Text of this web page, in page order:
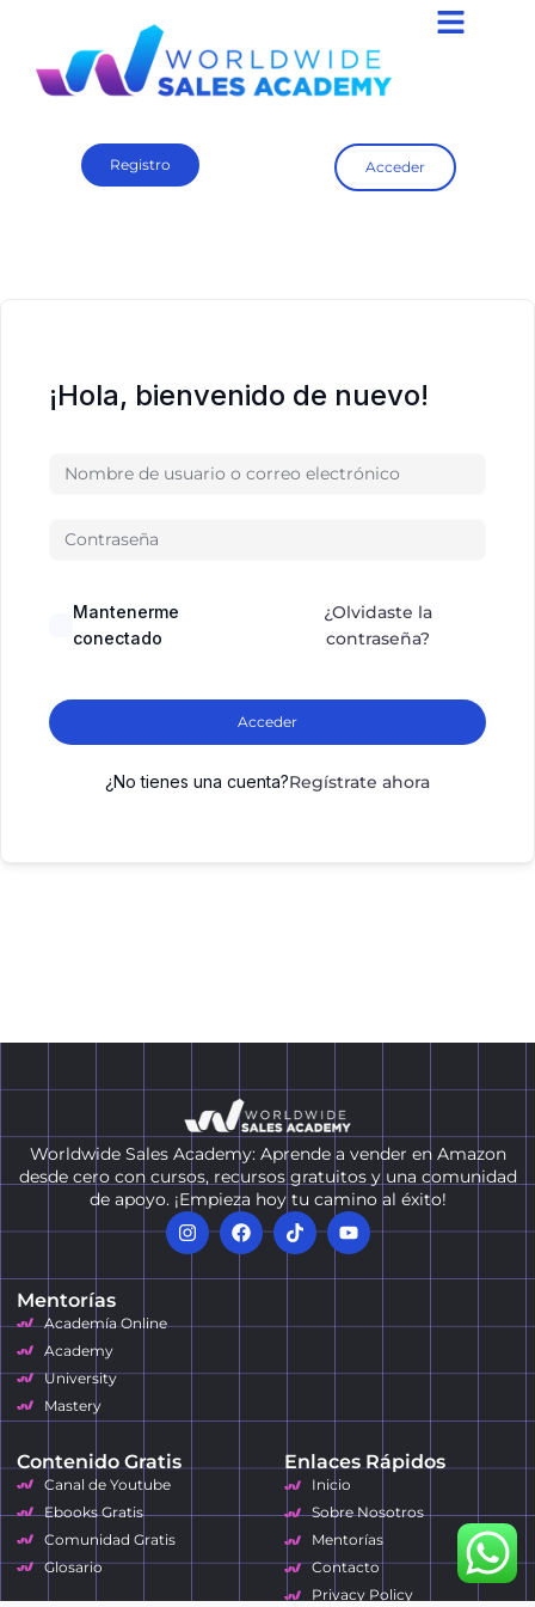
Registro Acceder
¡Hola, bienvenido de nuevo!
Mantenerme
conectado
¿Olvidaste la
contraseña?
Acceder
¿No tienes una cuenta?Regístrate ahora
Worldwide Sales Academy: Aprende a vender en Amazon
desde cero con cursos, recursos gratuitos y una comunidad
de apoyo. ¡Empieza hoy tu camino al éxito!
Mentorías
Academía Online
Academy
University
Mastery
Contenido Gratis
Canal de Youtube
Ebooks Gratis
Comunidad Gratis
Glosario
Enlaces Rápidos
Inicio
Sobre Nosotros
Mentorías
Contacto
Privacy Policy